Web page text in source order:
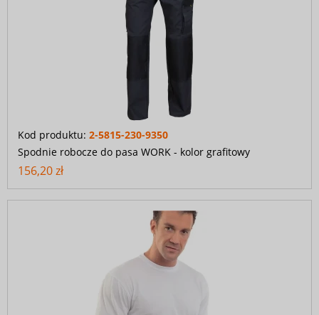
Kod produktu: 2-5815-230-9350
Spodnie robocze do pasa WORK - kolor grafitowy
156,20 zł